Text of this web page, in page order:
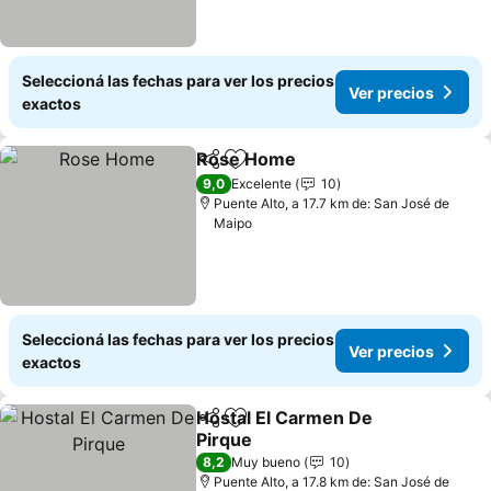
Seleccioná las fechas para ver los precios
exactos
Ver precios
CompartirAñadir a favoritos
Rose Home
9,0 Excelente
10
Puente Alto, a 17.7 km de: San José de
Maipo
Seleccioná las fechas para ver los precios
exactos
Ver precios
CompartirAñadir a favoritos
Hostal El Carmen De
Pirque
8,2 Muy bueno
10
Puente Alto, a 17.8 km de: San José de